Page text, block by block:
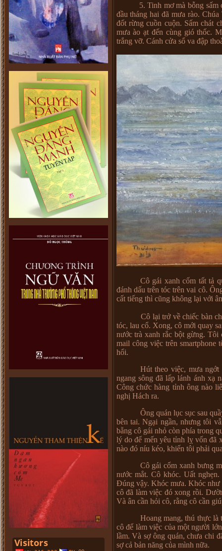
5. Tinh mơ mà bỗng sấm
đầu tháng hai đã mưa rào.
đốt rừng cuồn cuộn. Sấm chát
mưa ào ạt đến cùng gió thốc.
trắng vỡ. Cánh cửa sổ va đập
Cô gái xanh cốm tất tả
đánh dấu trên tóc trên vai cô.
cất tiếng thì cũng không lại với
Cô lại trở về chiếc bàn chưa
tóc, lau cổ. Xong, cô mới quay
nước trà xanh rắc bột gừng.
mail công việc trên smartphone
hổi.
Hút theo việc, mưa
ngang sông đã lấp lánh ánh xạ
Công chức hàng tỉnh ông nào
nghị Hách ra.
Ông quán lục sục sau
bên tai. Ngại ngần, nhưng tôi
bẵng cô gái nhỏ còn phía trong
lý do để mến yêu tỉnh lỵ vốn đã
nào đó níu kéo, khiến tôi phải
Cô gái cốm xanh bưng
nước mắt. Cô khóc. Uất
Đúng vậy. Khóc mưa. Khóc như
cô đã làm việc đó xong rồi.
Và ân cần hỏi cô, rằng cô cần
Hoang mang, thú thực
cô để làm việc của một người
lầm. Và sợ ông quán, chưa chi
sợ cả bản năng của mình nữa.